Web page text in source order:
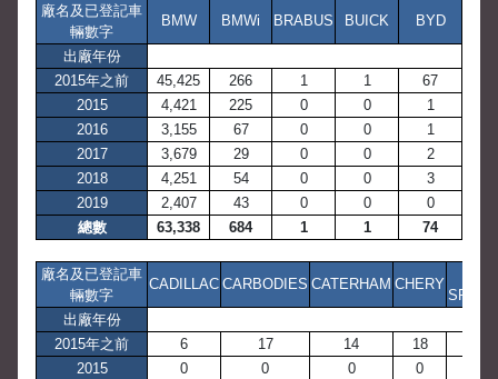
廠名及已登記車
輛數字
BMW BMWi BRABUS BUICK BYD
出廠年份
2015年之前
45,425 266 1 1
67
2015
4,421 225 0 0
1
2016
3,155 67 0 0
1
2017
3,679 29 0 0
2
2018
4,251 54 0 0
3
2019
2,407 43 0 0
0
總數
63,338 684 1 1 74
廠名及已登記車
輛數字
CADILLAC CARBODIES CATERHAM CHERY
出廠年份
2015年之前
6 17 14 18
2015
0 0 0 0